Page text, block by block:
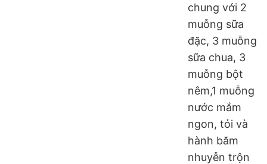
chung với 2
muỗng sữa
đặc, 3 muỗng
sữa chua, 3
muỗng bột
nêm,1 muỗng
nước mắm
ngon, tỏi và
hành băm
nhuyễn trộn